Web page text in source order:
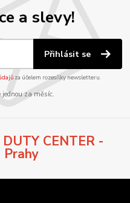
a slevy!
Přihlásit se
za účelem rozesílky newsletteru.
za měsíc.
CENTER -
Prahy